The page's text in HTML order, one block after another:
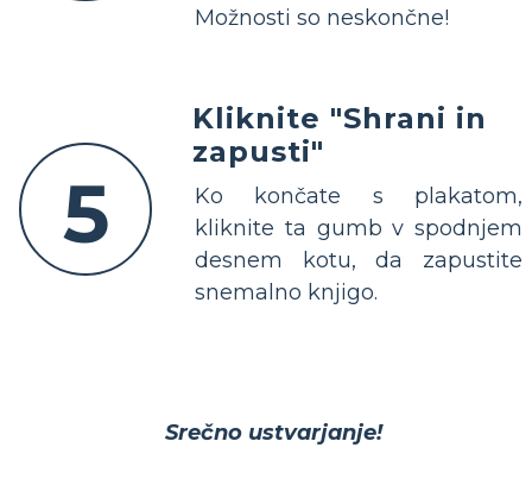
Možnosti so neskončne!
5
Kliknite "Shrani in
zapusti"
Ko končate s plakatom,
kliknite ta gumb v spodnjem
desnem kotu, da zapustite
snemalno knjigo.
Srečno ustvarjanje!